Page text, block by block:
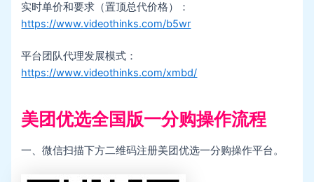
实时单价和要求（置顶总代价格）：
https://www.videothinks.com/b5wr
平台团队代理发展模式：
https://www.videothinks.com/xmbd/
美团优选全国版一分购操作流程
一、微信扫描下方二维码注册美团优选一分购操作平台。